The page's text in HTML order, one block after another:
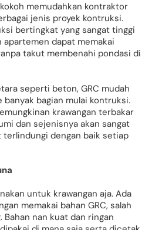
memudahkan kontraktor
jenis proyek kontruksi.
bertingkat yang sangat tinggi
dapat memakai
takut membenahi pondasi di
seperti beton, GRC mudah
banyak bagian mulai kontruksi.
krawangan terbakar
dan sejenisnya akan sangat
terlindungi dengan baik setiap
untuk krawangan aja. Ada
memakai bahan GRC, salah
Bahan nan kuat dan ringan